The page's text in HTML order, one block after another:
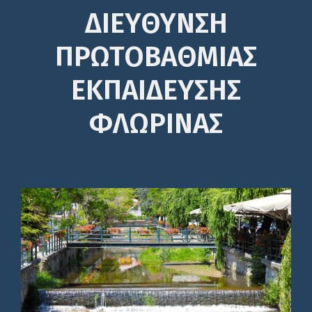
ΔΙΕΎΘΥΝΣΗ
ΠΡΩΤΟΒΆΘΜΙΑΣ
ΕΚΠΑΊΔΕΥΣΗΣ
ΦΛΩΡΙΝΑΣ